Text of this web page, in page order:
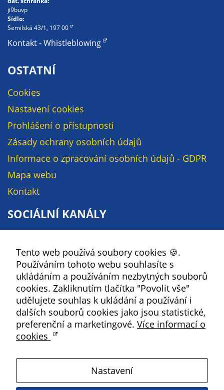
ji9buvp
Sídlo:
Semilská 43/1, 197 00
Kontakt - Whistleblowing
OSTATNÍ
Cookies
Nastavení cookies
Prohlášení o přístupnosti
Zásady ochrany osobních údajů
Informace o zpracování osobních údajů - GDPR
Mapa webu
Kontakt
SOCIÁLNÍ KANÁLY
YouTube
Instagram
RSS
Kbely
Satalice
Tento web používá soubory cookies 🍪.
Používáním tohoto webu souhlasíte s
ukládáním a používáním nezbytných souborů
cookies. Zakliknutím tlačítka "Povolit vše"
udělujete souhlas k ukládání a používání i
dalších souborů cookies jako jsou statistické,
preferenční a marketingové. Více informací o
cookies
Nastavení
Personalizované
soubory cookie
Používáme rovněž
potřebám a
návštěvníků.
Reklamní
cookies
Reklamní cookies
používáme my
mohli zobrazit
vhodné obsahy